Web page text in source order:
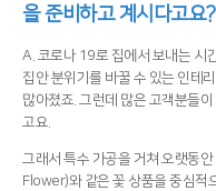
을 준비하고 계시다고요?
A. 코로나 19로 집에서 보내는 시
집안 분위기를 바꿀 수 있는 인테
많아졌죠. 그런데 많은 고객분들
고요.
그래서 특수 가공을 거쳐 오랫동
Flower)와 같은 꽃 상품을 중심적